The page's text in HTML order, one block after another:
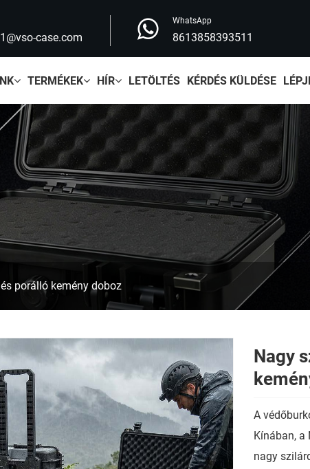
case.com
WhatsApp
8613858393511
TERMÉKEK HÍR LETÖLTÉS KÉRDÉS KÜLDÉSE
porálló kemény doboz
Nagy
A
Kínában, a
nagy